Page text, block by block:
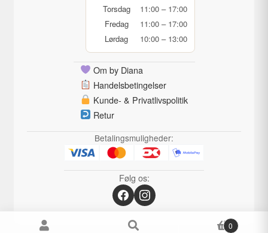
Torsdag
11:00 – 17:00
Fredag
11:00 – 17:00
Lørdag
10:00 – 13:00
Om by Diana
Handelsbetingelser
Kunde- & Privatlivspolitik
Retur
Betalingsmuligheder:
Følg os:
0